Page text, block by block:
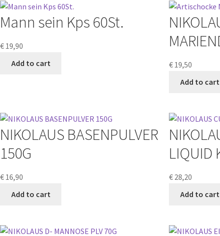
Mann sein Kps 60St.
€ 19,90
Add to cart
€ 19,50
Add to cart
NIKOLAUS BASENPULVER
150G
€ 16,90
Add to cart
LIQUID
€ 28,20
Add to cart